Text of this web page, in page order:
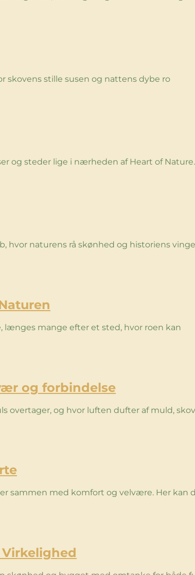
skovens stille susen og nattens dybe ro
og steder lige i nærheden af Heart of Nature.
hvor naturens rå skønhed og historiens
længes mange efter et sted, hvor roen kan
og forbindelse
overtager, og hvor luften dufter af muld,
sammen med komfort og velvære. Her kan
Virkelighed